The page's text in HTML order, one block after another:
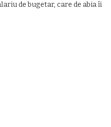
de bugetar, care de abia îi